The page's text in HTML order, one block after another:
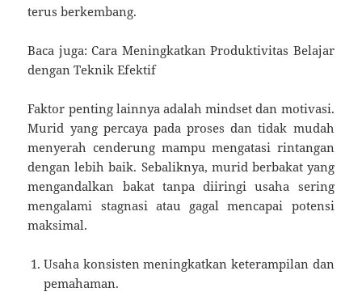
terus berkembang.
Baca juga: Cara Meningkatkan Produktivitas Belajar
dengan Teknik Efektif
Faktor penting lainnya adalah mindset dan motivasi.
Murid yang percaya pada proses dan tidak mudah
menyerah cenderung mampu mengatasi rintangan
dengan lebih baik. Sebaliknya, murid berbakat yang
mengandalkan bakat tanpa diiringi usaha sering
mengalami stagnasi atau gagal mencapai potensi
maksimal.
Usaha konsisten meningkatkan keterampilan dan
pemahaman.